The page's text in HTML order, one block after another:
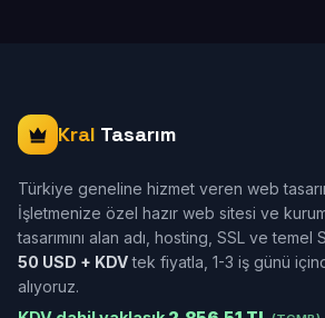
Kral Tasarım
Türkiye geneline hizmet veren web
İşletmenize özel hazır web sitesi ve
tasarımını alan adı, hosting, SSL ve temel
50 USD + KDVtek fiyatla, 1-3 iş günü
alıyoruz.